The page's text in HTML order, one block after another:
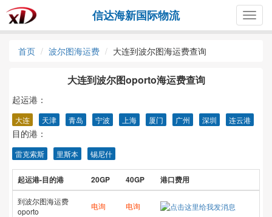
信达海新国际物流
首页 波尔图海运费 大连到波尔图海运费查询
大连到波尔图oporto海运费查询
起运港：
大连 天津 青岛 宁波 上海 厦门 广州 深圳 连云港
目的港：
雷克索斯 里斯本 锡尼什
起运港-目的港 20GP 40GP 港口费用
到波尔图海运费
oporto
电询 电询